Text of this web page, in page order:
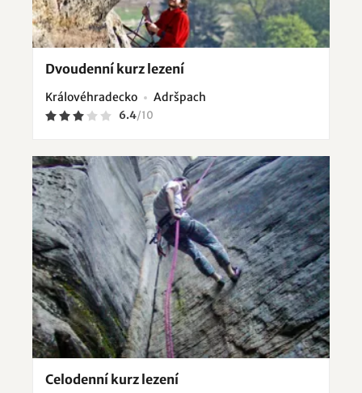
Dvoudenní kurz lezení
Královéhradecko Adršpach
6.4/10
Celodenní kurz lezení